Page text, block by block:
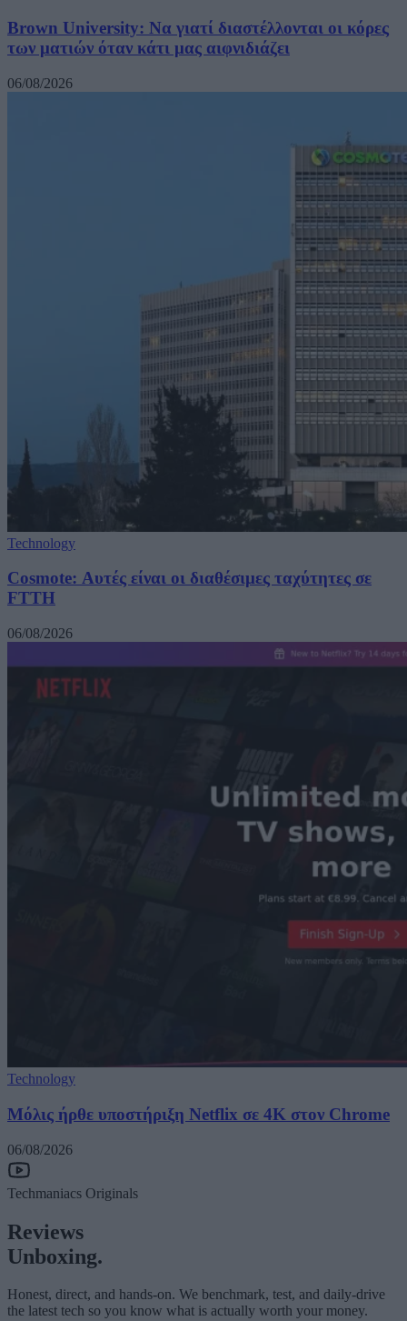
Brown University: Να γιατί διαστέλλονται οι κόρες
των ματιών όταν κάτι μας αιφνιδιάζει
06/08/2026
Technology
Cosmote: Αυτές είναι οι διαθέσιμες ταχύτητες σε
FTTH
06/08/2026
Technology
Μόλις ήρθε υποστήριξη Netflix σε 4K στον Chrome
06/08/2026
Techmaniacs Originals
Reviews
Unboxing.
Honest, direct, and hands-on. We benchmark, test, and daily-drive
the latest tech so you know what is actually worth your money.